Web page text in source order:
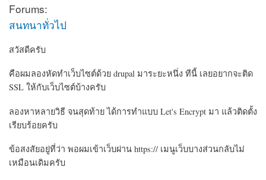
Forums:
สนทนาทั่วไป
สวัสดีครับ
คือผมลองหัดทำเว็บไซต์ด้วย drupal มาระยะหนึ่ง ทีนี้ เลยอยากจะติด
SSL ให้กับเว็บไซต์บ้างครับ
ลองหาหลายวิธี จนสุดท้าย ได้การทำแบบ Let's Encrypt มา แล้วติดตั้ง
เรียบร้อยครับ
ข้อสงสัยอยู่ที่ว่า พอผมเข้าเว็บผ่าน https:// เมนูเว็บบางส่วนกลับไม่
เหมือนเดิมครับ